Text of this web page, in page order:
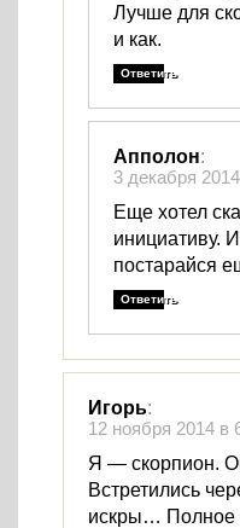
Лучше для
и как.
Ответить
Апполон:
3 декабря
Еще хотел
инициативу.
постарайся
Ответить
Игорь:
12 ноября 2014 в
Я — скорпион.
Встретились
искры… Полное